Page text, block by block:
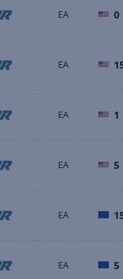
EA 0
EA
EA 1
EA 5
EA
EA 5